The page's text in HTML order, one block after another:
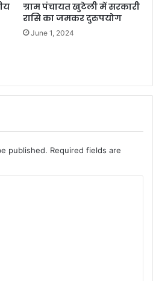
ग्राम पंचायत खुटेली में सरकारी
रासि का जमकर दुरुपयोग
June 1, 2024
published. Required fields are